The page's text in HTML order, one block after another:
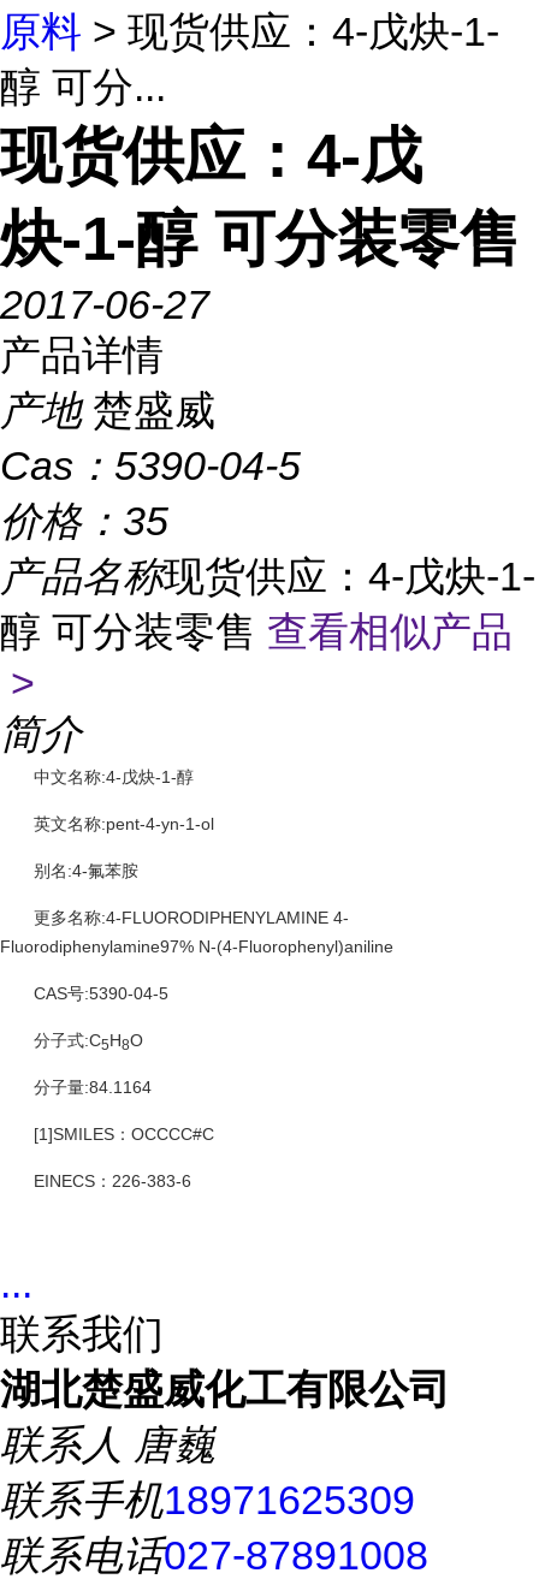
原料 > 现货供应：4-戊炔-1-
醇 可分...
现货供应：4-戊
炔-1-醇 可分装零售
2017-06-27
产品详情
产地 楚盛威
Cas： 5390-04-5
价格： 35
产品名称现货供应：4-戊炔-1-
醇 可分装零售 查看相似产品
>
简介
中文名称:4-戊炔-1-醇
英文名称:pent-4-yn-1-ol
别名:4-氟苯胺
更多名称:4-FLUORODIPHENYLAMINE 4-
Fluorodiphenylamine97% N-(4-Fluorophenyl)aniline
CAS号:5390-04-5
分子式:C5H8O
分子量:84.1164
[1]SMILES：OCCCC#C
EINECS：226-383-6
...
联系我们
湖北楚盛威化工有限公司
联系人 唐巍
联系手机18971625309
联系电话027-87891008